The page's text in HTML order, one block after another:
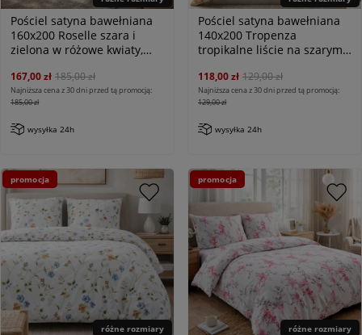
Pościel satyna bawełniana
160x200 Roselle szara i
zielona w różowe kwiaty,
167,00 zł 185,00 zł
Najniższa cena z 30 dni przed tą promocją:
185,00 zł
wysyłka 24h
Pościel satyna bawełniana
140x200 Tropenza
tropikalne liście na szarym
118,00 zł 129,00 zł
Najniższa cena z 30 dni przed tą promocją:
129,00 zł
wysyłka 24h
różne rozmiary
promocja
różne rozmiary
promocja